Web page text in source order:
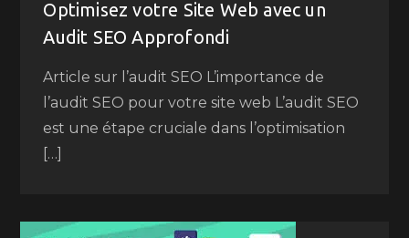
Optimisez votre Site Web avec un
Audit SEO Approfondi
Article sur l’audit SEO L’importance de
l’audit SEO pour votre site web L’audit SEO
est une étape cruciale dans l’optimisation
[…]